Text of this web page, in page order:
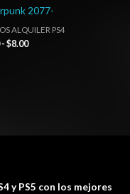
2077-
ALQUILER PS4
- $8.00
y PS5 con los mejores